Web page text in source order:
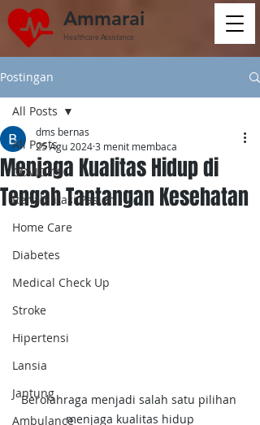
Ammarai
Healthcare Assistance
Postingan
All Posts
COVID-19
Rehabilitasi Pasien
Home Care
Diabetes
Medical Check Up
Stroke
Hipertensi
Lansia
Jantung
Ambulance
All Posts
Menjaga Kualitas Hidup di
Tengah Tantangan Kesehatan
dms bernas
25 Agu 20243 menit membaca
Berolahraga menjadi salah satu pilihan
menjaga kualitas hidup